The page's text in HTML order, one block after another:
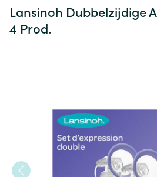
Lansinoh Dubbelzijdige
4 Prod.